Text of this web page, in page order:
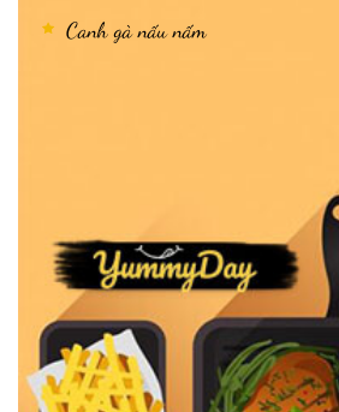
Canh gà nấu nấm